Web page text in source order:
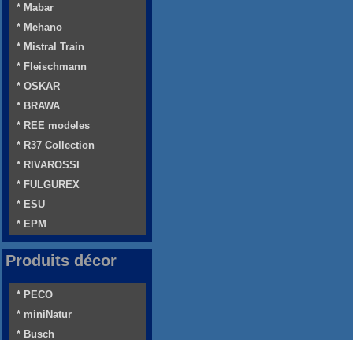
* Mabar
* Mehano
* Mistral Train
* Fleischmann
* OSKAR
* BRAWA
* REE modeles
* R37 Collection
* RIVAROSSI
* FULGUREX
* ESU
* EPM
Produits décor
* PECO
* miniNatur
* Busch